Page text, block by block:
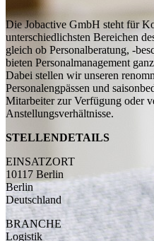
Die Jobactive GmbH steht für
unterschiedlichsten Bereichen
gleich ob Personalberatung, -
bieten Personalmanagement
Dabei stellen wir unseren
Personalengpässen und
Mitarbeiter zur Verfügung oder
Anstellungsverhältnisse.
STELLENDETAILS
EINSATZORT
10117 Berlin
Berlin
Deutschland
BRANCHE
Logistik